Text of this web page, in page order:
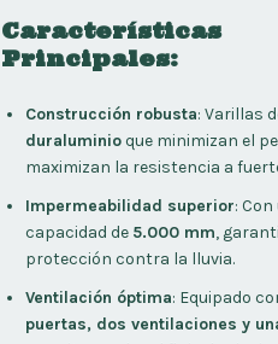
Características
Principales:
Construcción robusta: Varillas
duraluminio que minimizan el
maximizan la resistencia a
Impermeabilidad superior:
capacidad de 5.000 mm,
protección contra la lluvia.
Ventilación óptima: Equipado
puertas, dos ventilaciones y